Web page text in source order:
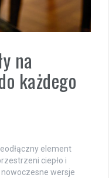
na
każdego
element
ciepło i
wersje